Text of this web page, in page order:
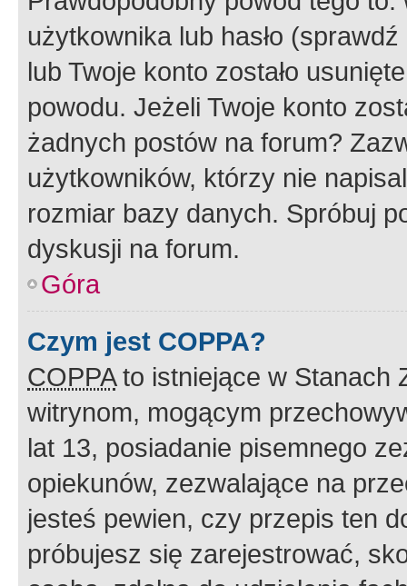
użytkownika lub hasło
lub Twoje konto zostało
powodu. Jeżeli Twoje konto
żadnych postów na forum?
użytkowników, którzy nie
rozmiar bazy danych. Spróbuj
dyskusji na forum.
Góra
Czym jest COPPA?
COPPAto istniejące w Stanach
witrynom, mogącym
lat 13, posiadanie pisemnego
opiekunów, zezwalające na
jesteś pewien, czy przepis ten
próbujesz się zarejestrować,